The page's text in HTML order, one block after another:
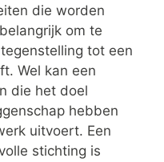
die worden
om te
tot een
Wel kan een
die het doel
hebben
uitvoert. Een
stichting is